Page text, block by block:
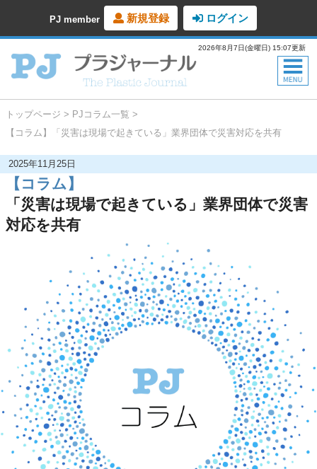
PJ member 新規登録 ログイン
2026年8月7日(金曜日) 15:07更新
トップページ
PJコラム一覧
【コラム】「災害は現場で起きている」業界団体で災害対応を共有
2025年11月25日
【コラム】
「災害は現場で起きている」業界団体で災害
対応を共有